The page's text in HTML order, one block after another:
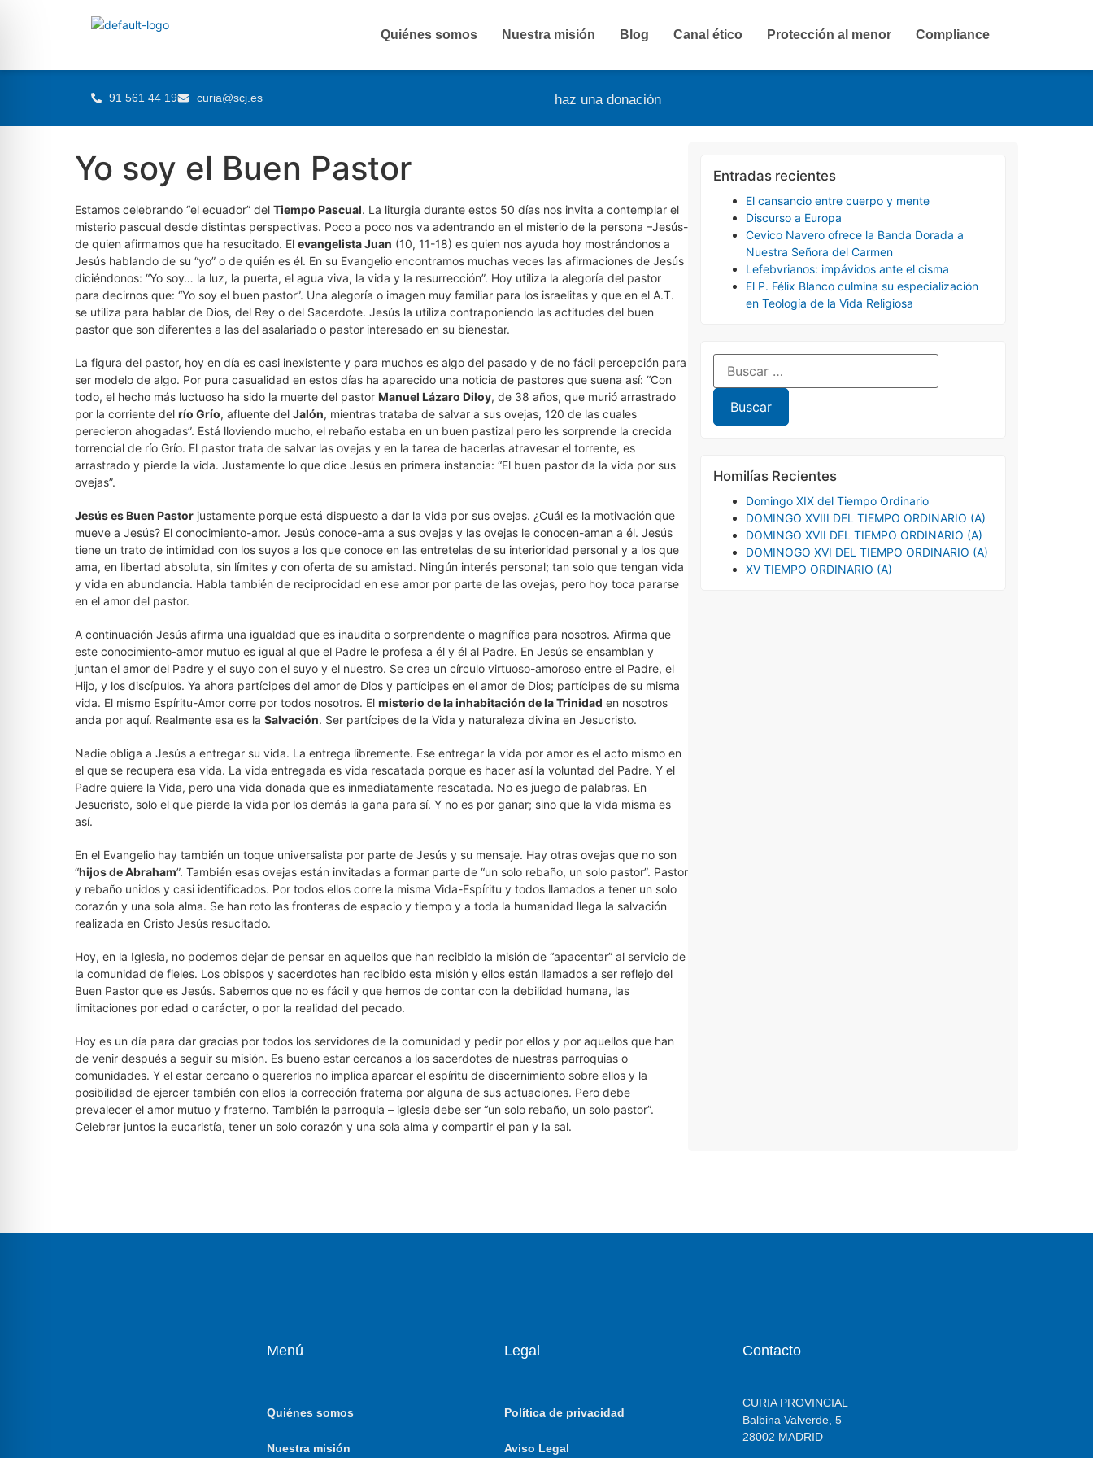
91 561 44 19 curia@scj.es haz una donación
Quiénes somos Nuestra misión Blog Canal ético Protección al menor Compliance
Yo soy el Buen Pastor
Estamos celebrando “el ecuador” del Tiempo Pascual. La liturgia durante estos 50 días nos invita a contemplar el
misterio pascual desde distintas perspectivas. Poco a poco nos va adentrando en el misterio de la persona –Jesús-
de quien afirmamos que ha resucitado. El evangelista Juan (10, 11-18) es quien nos ayuda hoy mostrándonos a
Jesús hablando de su “yo” o de quién es él. En su Evangelio encontramos muchas veces las afirmaciones de Jesús
diciéndonos: “Yo soy… la luz, la puerta, el agua viva, la vida y la resurrección”. Hoy utiliza la alegoría del pastor
para decirnos que: “Yo soy el buen pastor”. Una alegoría o imagen muy familiar para los israelitas y que en el A.T.
se utiliza para hablar de Dios, del Rey o del Sacerdote. Jesús la utiliza contraponiendo las actitudes del buen
pastor que son diferentes a las del asalariado o pastor interesado en su bienestar.
La figura del pastor, hoy en día es casi inexistente y para muchos es algo del pasado y de no fácil percepción para
ser modelo de algo. Por pura casualidad en estos días ha aparecido una noticia de pastores que suena así: “Con
todo, el hecho más luctuoso ha sido la muerte del pastor Manuel Lázaro Diloy, de 38 años, que murió arrastrado
por la corriente del río Grío, afluente del Jalón, mientras trataba de salvar a sus ovejas, 120 de las cuales
perecieron ahogadas”. Está lloviendo mucho, el rebaño estaba en un buen pastizal pero les sorprende la crecida
torrencial de río Grío. El pastor trata de salvar las ovejas y en la tarea de hacerlas atravesar el torrente, es
arrastrado y pierde la vida. Justamente lo que dice Jesús en primera instancia: “El buen pastor da la vida por sus
ovejas”.
Jesús es Buen Pastor justamente porque está dispuesto a dar la vida por sus ovejas. ¿Cuál es la motivación que
mueve a Jesús? El conocimiento-amor. Jesús conoce-ama a sus ovejas y las ovejas le conocen-aman a él. Jesús
tiene un trato de intimidad con los suyos a los que conoce en las entretelas de su interioridad personal y a los que
ama, en libertad absoluta, sin límites y con oferta de su amistad. Ningún interés personal; tan solo que tengan vida
y vida en abundancia. Habla también de reciprocidad en ese amor por parte de las ovejas, pero hoy toca pararse
en el amor del pastor.
A continuación Jesús afirma una igualdad que es inaudita o sorprendente o magnífica para nosotros. Afirma que
este conocimiento-amor mutuo es igual al que el Padre le profesa a él y él al Padre. En Jesús se ensamblan y
juntan el amor del Padre y el suyo con el suyo y el nuestro. Se crea un círculo virtuoso-amoroso entre el Padre, el
Hijo, y los discípulos. Ya ahora partícipes del amor de Dios y partícipes en el amor de Dios; partícipes de su misma
vida. El mismo Espíritu-Amor corre por todos nosotros. El misterio de la inhabitación de la Trinidad en nosotros
anda por aquí. Realmente esa es la Salvación. Ser partícipes de la Vida y naturaleza divina en Jesucristo.
Nadie obliga a Jesús a entregar su vida. La entrega libremente. Ese entregar la vida por amor es el acto mismo en
el que se recupera esa vida. La vida entregada es vida rescatada porque es hacer así la voluntad del Padre. Y el
Padre quiere la Vida, pero una vida donada que es inmediatamente rescatada. No es juego de palabras. En
Jesucristo, solo el que pierde la vida por los demás la gana para sí. Y no es por ganar; sino que la vida misma es
así.
En el Evangelio hay también un toque universalista por parte de Jesús y su mensaje. Hay otras ovejas que no son
“hijos de Abraham”. También esas ovejas están invitadas a formar parte de “un solo rebaño, un solo pastor”. Pastor
y rebaño unidos y casi identificados. Por todos ellos corre la misma Vida-Espíritu y todos llamados a tener un solo
corazón y una sola alma. Se han roto las fronteras de espacio y tiempo y a toda la humanidad llega la salvación
realizada en Cristo Jesús resucitado.
Hoy, en la Iglesia, no podemos dejar de pensar en aquellos que han recibido la misión de “apacentar” al servicio de
la comunidad de fieles. Los obispos y sacerdotes han recibido esta misión y ellos están llamados a ser reflejo del
Buen Pastor que es Jesús. Sabemos que no es fácil y que hemos de contar con la debilidad humana, las
limitaciones por edad o carácter, o por la realidad del pecado.
Hoy es un día para dar gracias por todos los servidores de la comunidad y pedir por ellos y por aquellos que han
de venir después a seguir su misión. Es bueno estar cercanos a los sacerdotes de nuestras parroquias o
comunidades. Y el estar cercano o quererlos no implica aparcar el espíritu de discernimiento sobre ellos y la
posibilidad de ejercer también con ellos la corrección fraterna por alguna de sus actuaciones. Pero debe
prevalecer el amor mutuo y fraterno. También la parroquia – iglesia debe ser “un solo rebaño, un solo pastor”.
Celebrar juntos la eucaristía, tener un solo corazón y una sola alma y compartir el pan y la sal.
Entradas recientes
El cansancio entre cuerpo y mente
Discurso a Europa
Cevico Navero ofrece la Banda Dorada a
Nuestra Señora del Carmen
Lefebvrianos: impávidos ante el cisma
El P. Félix Blanco culmina su especialización
en Teología de la Vida Religiosa
Homilías Recientes
Domingo XIX del Tiempo Ordinario
DOMINGO XVIII DEL TIEMPO ORDINARIO (A)
DOMINGO XVII DEL TIEMPO ORDINARIO (A)
DOMINOGO XVI DEL TIEMPO ORDINARIO (A)
XV TIEMPO ORDINARIO (A)
Menú
Quiénes somos
Nuestra misión
Legal
Política de privacidad
Aviso Legal
Contacto
CURIA PROVINCIAL
Balbina Valverde, 5
28002 MADRID